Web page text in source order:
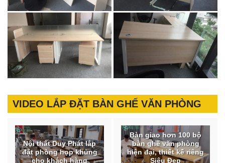
VIDEO LẮP ĐẶT BÀN GHẾ VĂN PHÒNG
Nội thất Duy Phát lắp
đặt phòng họp khủng
cho khách hàng
Bàn giao hơn 100 bộ
bàn ghế văn phòng
hiện đại, thiết kế riêng
Siêu Đẹp